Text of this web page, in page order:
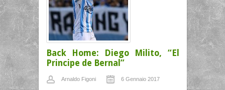
Back Home: Diego Milito, “El
Principe de Bernal”
Arnaldo Figoni 6 Gennaio 2017